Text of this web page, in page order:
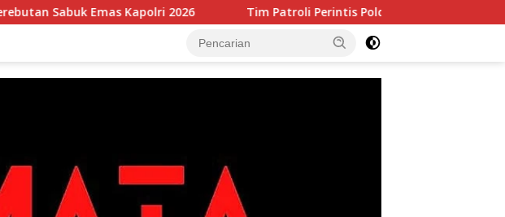
Emas Kapolri 2026 Tim Patroli Perintis Polda Metro Jaya Amankan 3